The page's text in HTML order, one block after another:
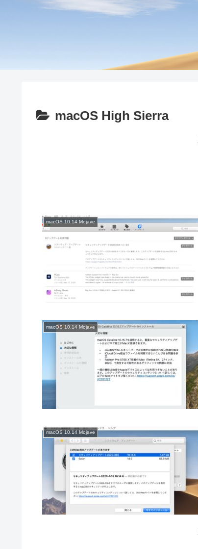
macOS High Sierra
macOS 10.14 Mojave
macOS 10.14 Mojave
macOS 10.14 Mojave